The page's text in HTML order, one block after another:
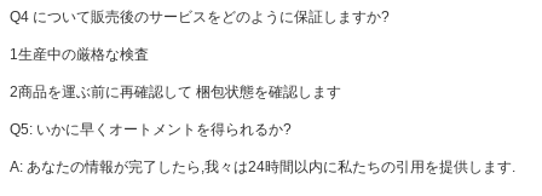
Q4 について販売後のサービスをどのように保証しますか?
1生産中の厳格な検査
2商品を運ぶ前に再確認して 梱包状態を確認します
Q5: いかに早くオートメントを得られるか?
A: あなたの情報が完了したら,我々は24時間以内に私たちの引用を提供します.